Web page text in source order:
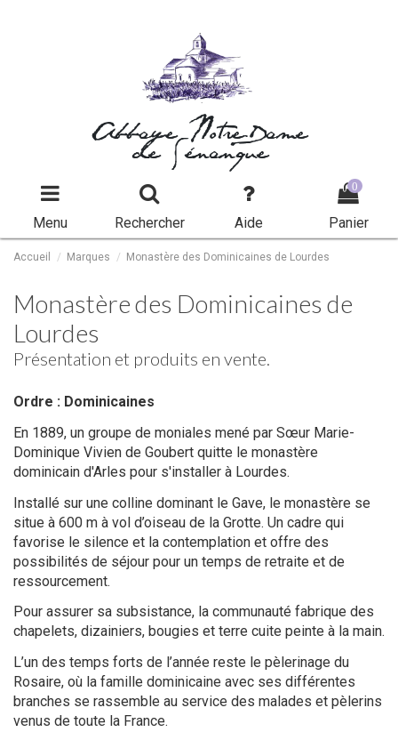
Abbaye Notre-Dame
de Sénanque
Menu Rechercher Aide
0
Panier
Accueil Marques Monastère des Dominicaines de Lourdes
Monastère des Dominicaines de
Lourdes
Présentation et produits en vente.
Ordre : Dominicaines
En 1889, un groupe de moniales mené par Sœur Marie-
Dominique Vivien de Goubert quitte le monastère
dominicain d'Arles pour s'installer à Lourdes.
Installé sur une colline dominant le Gave, le monastère se
situe à 600 m à vol d’oiseau de la Grotte. Un cadre qui
favorise le silence et la contemplation et offre des
possibilités de séjour pour un temps de retraite et de
ressourcement.
Pour assurer sa subsistance, la communauté fabrique des
chapelets, dizainiers, bougies et terre cuite peinte à la main.
L’un des temps forts de l’année reste le pèlerinage du
Rosaire, où la famille dominicaine avec ses différentes
branches se rassemble au service des malades et pèlerins
venus de toute la France.